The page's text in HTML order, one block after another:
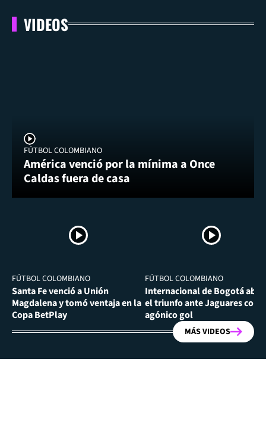
VIDEOS
FÚTBOL COLOMBIANO
América venció por la mínima a Once
Caldas fuera de casa
FÚTBOL COLOMBIANO
Santa Fe venció a Unión
Magdalena y tomó ventaja en la
Copa BetPlay
FÚTBOL COLOMBIANO
Internacional de Bogotá
el triunfo ante Jaguares con
agónico gol
MÁS VIDEOS